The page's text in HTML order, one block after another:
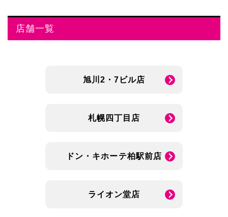
店舗一覧
旭川2・7ビル店
札幌四丁目店
ドン・キホーテ柏駅前店
ライオン堂店